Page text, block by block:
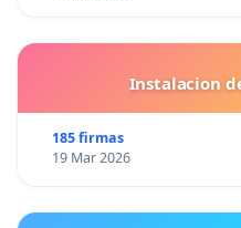
Instalacion
185 firmas
19 Mar 2026